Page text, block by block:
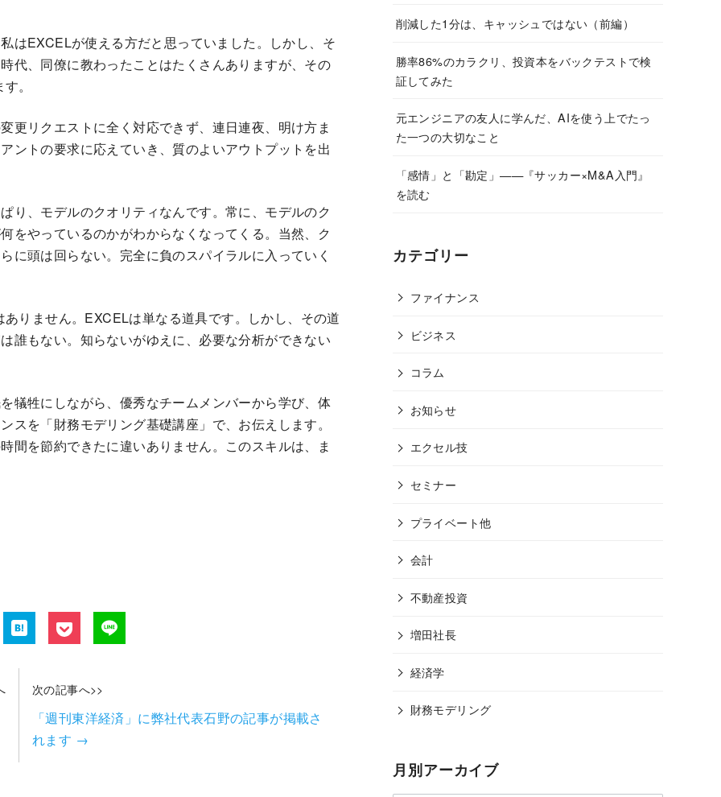
はEXCELが使える方だと思っていました。しかし、そ
代、同僚に教わったことはたくさんありますが、その
。
更リクエストに全く対応できず、連日連夜、明け方ま
ントの要求に応えていき、質のよいアウトプットを出
り、モデルのクオリティなんです。常に、モデルのク
をやっているのかがわからなくなってくる。当然、ク
に頭は回らない。完全に負のスパイラルに入っていく
りません。EXCELは単なる道具です。しかし、その道
誰もない。知らないがゆえに、必要な分析ができない
犠牲にしながら、優秀なチームメンバーから学び、体
を「財務モデリング基礎講座」で、お伝えします。
間を節約できたに違いありません。このスキルは、ま
次の記事へ>>
「週刊東洋経済」に弊社代表石野の記事が掲載さ
れます →
削減した1分は、キャッシュではない（前編）
勝率86%のカラクリ、投資本をバックテストで検
証してみた
元エンジニアの友人に学んだ、AIを使う上でたっ
た一つの大切なこと
「感情」と「勘定」——『サッカー×M&A入門』
を読む
カテゴリー
ファイナンス
ビジネス
コラム
お知らせ
エクセル技
セミナー
プライベート他
会計
不動産投資
増田社長
経済学
財務モデリング
月別アーカイブ